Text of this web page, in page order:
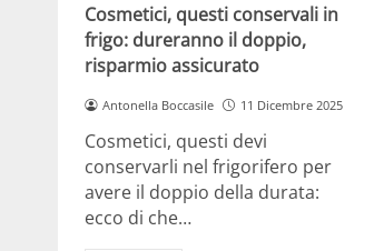
Cosmetici, questi conservali in
frigo: dureranno il doppio,
risparmio assicurato
Antonella Boccasile 11 Dicembre 2025
Cosmetici, questi devi
conservarli nel frigorifero per
avere il doppio della durata:
ecco di che…